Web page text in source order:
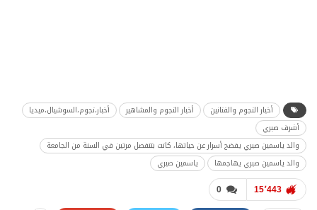
أخبار النجوم والفنانين أخبار النجوم والمشاهير
أخبار،نجوم،السوشيال،ميديا
أشرف صبري
والد ياسمين صبري يفضح أسرار عن حياتها، كانت بتتفصل مرتين في السنة من الجامعة
والد ياسمين صبري يهاجمها
ياسمين صبري
0 15٬443